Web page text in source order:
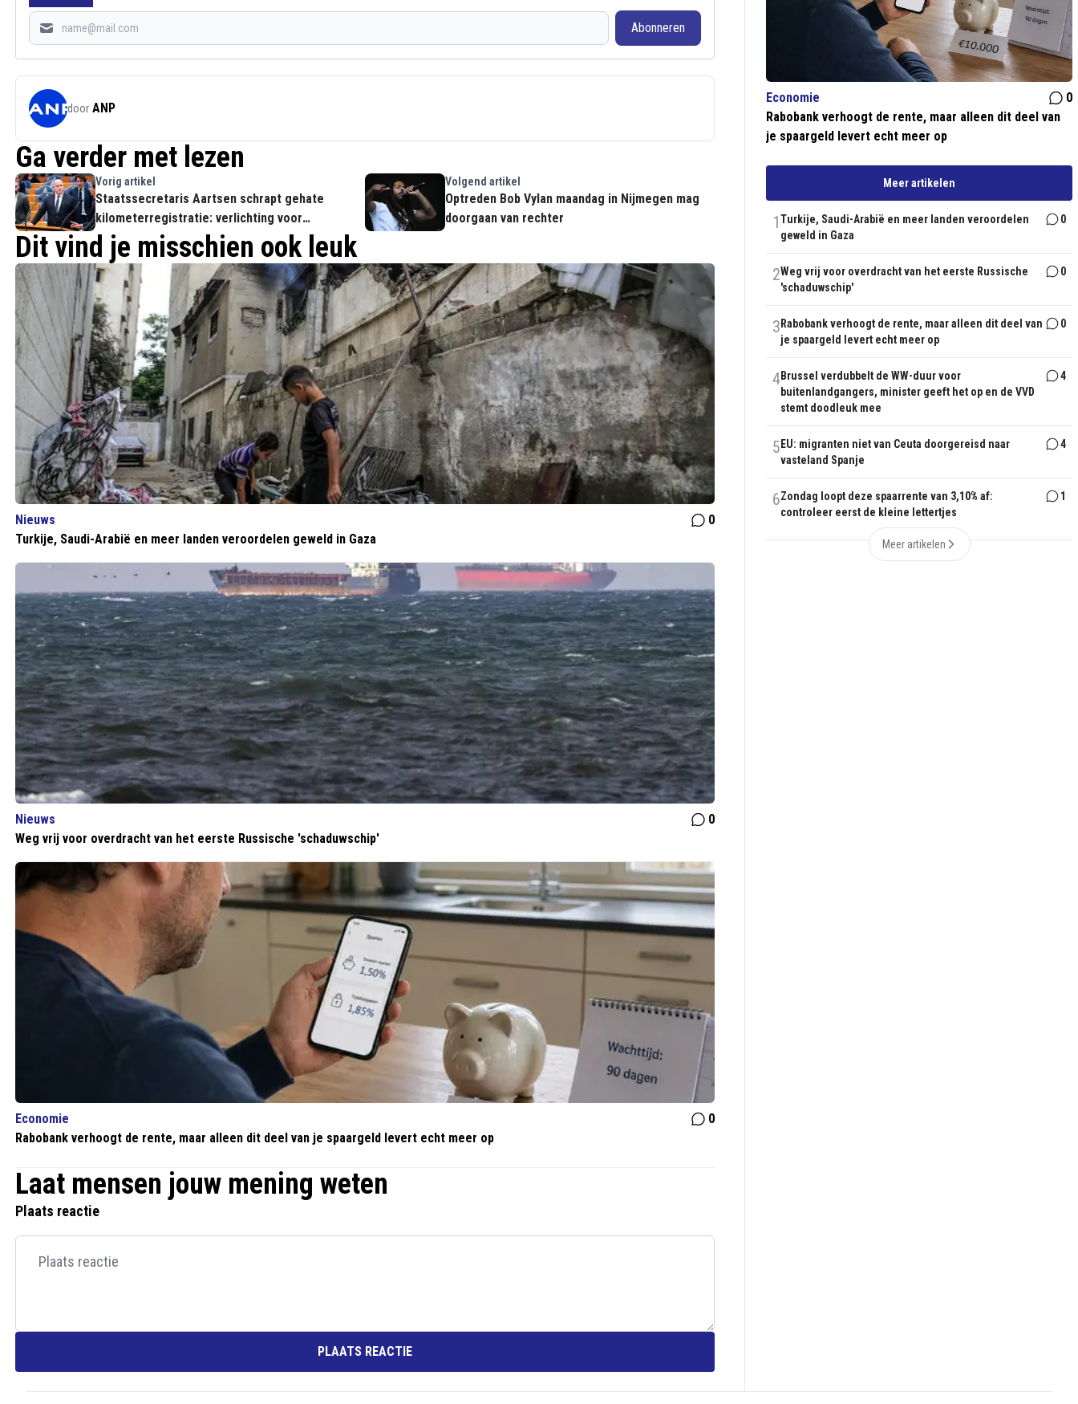
Abonneren
door ANP
Ga verder met lezen
Vorig artikel
Staatssecretaris Aartsen schrapt gehate
kilometerregistratie: verlichting voor
ondernemers
Volgend artikel
Optreden Bob Vylan maandag in Nijmegen mag
doorgaan van rechter
Dit vind je misschien ook leuk
Nieuws
0
Turkije, Saudi-Arabië en meer landen veroordelen geweld in Gaza
Nieuws
0
Weg vrij voor overdracht van het eerste Russische 'schaduwschip'
Economie
0
Rabobank verhoogt de rente, maar alleen dit deel van je spaargeld levert echt meer op
Laat mensen jouw mening weten
Plaats reactie
PLAATS REACTIE
Economie
0
Rabobank verhoogt de rente, maar alleen dit deel van
je spaargeld levert echt meer op
Meer artikelen
1Turkije, Saudi-Arabië en meer landen veroordelen
geweld in Gaza
0
2Weg vrij voor overdracht van het eerste Russische
'schaduwschip'
0
3 Rabobank verhoogt de rente, maar alleen dit deel van
je spaargeld levert echt meer op
0
4Brussel verdubbelt de WW-duur voor
buitenlandgangers, minister geeft het op en de VVD
stemt doodleuk mee
4
5 EU: migranten niet van Ceuta doorgereisd naar
vasteland Spanje
4
6Zondag loopt deze spaarrente van 3,10% af:
controleer eerst de kleine lettertjes
1
Meer artikelen